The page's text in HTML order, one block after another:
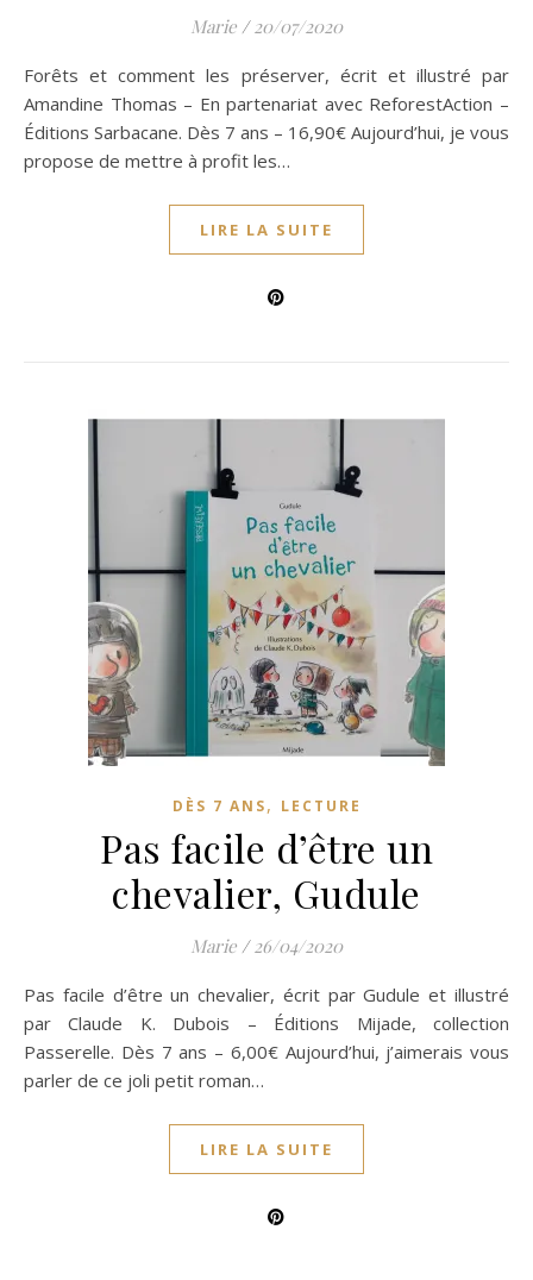
Marie / 20/07/2020
Forêts et comment les préserver, écrit et illustré par
Amandine Thomas – En partenariat avec ReforestAction –
Éditions Sarbacane. Dès 7 ans – 16,90€ Aujourd’hui, je vous
propose de mettre à profit les…
LIRE LA SUITE
DÈS 7 ANS, LECTURE
Pas facile d’être un
chevalier, Gudule
Marie / 26/04/2020
Pas facile d’être un chevalier, écrit par Gudule et illustré
par Claude K. Dubois – Éditions Mijade, collection
Passerelle. Dès 7 ans – 6,00€ Aujourd’hui, j’aimerais vous
parler de ce joli petit roman…
LIRE LA SUITE